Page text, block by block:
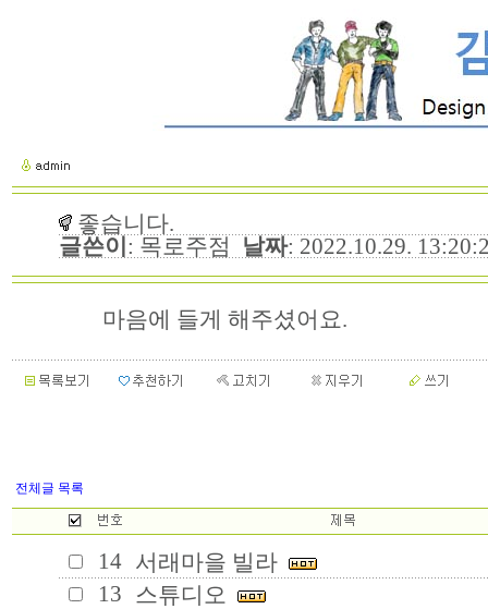
좋습니다.
글쓴이 : 목로주점 날짜: 2022.10.29.
마음에 들게 해주셨어요.
전체글 목록
14 서래마을 빌라
13 스튜디오